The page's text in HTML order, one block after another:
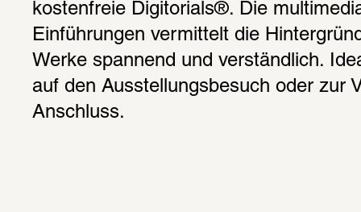
kostenfreie Digitorials®. Die
Einführungen vermittelt die
Werke spannend und verständlich.
auf den Ausstellungsbesuch oder zur
Anschluss.